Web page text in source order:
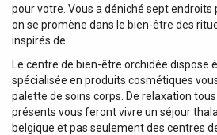
pour votre. Vous a déniché sept
on se promène dans le bien-être des
inspirés de.
Le centre de bien-être orchidée dispose
spécialisée en produits cosmétiques
palette de soins corps. De relaxation
présents vous feront vivre un séjour
belgique et pas seulement des centres